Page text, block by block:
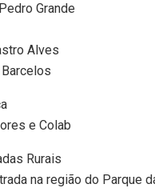
Grande
Alves
e Colab
Rurais
na região do Parque